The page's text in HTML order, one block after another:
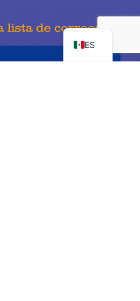
lista de correos
ES
EN